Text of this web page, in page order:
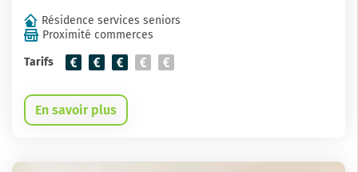
Résidence services seniors
Proximité commerces
Tarifs
En savoir plus